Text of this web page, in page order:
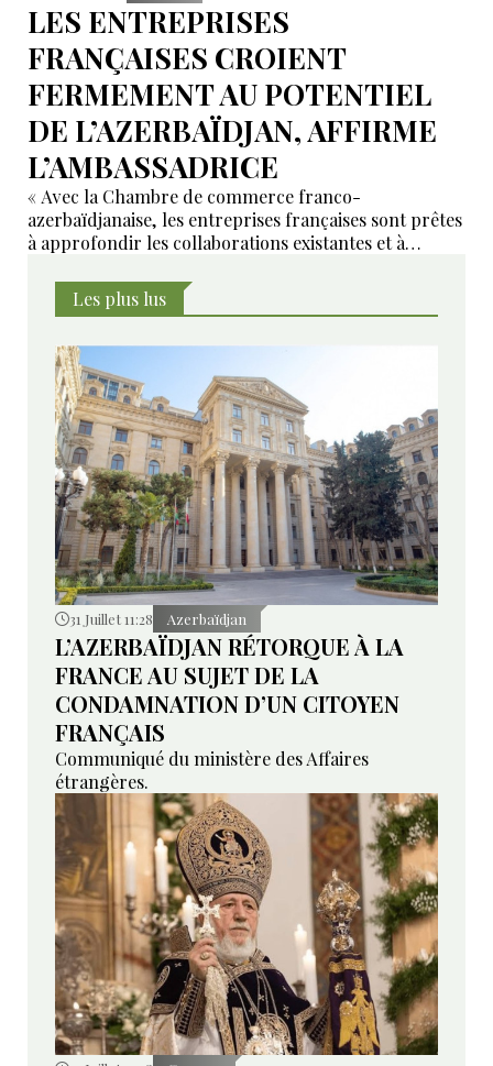
LES ENTREPRISES
FRANÇAISES CROIENT
FERMEMENT AU POTENTIEL
DE L’AZERBAÏDJAN, AFFIRME
L’AMBASSADRICE
« Avec la Chambre de commerce franco-
azerbaïdjanaise, les entreprises françaises sont prêtes
à approfondir les collaborations existantes et à
Les plus lus
31 Juillet 11:28 Azerbaïdjan
L’AZERBAÏDJAN RÉTORQUE À LA
FRANCE AU SUJET DE LA
CONDAMNATION D’UN CITOYEN
FRANÇAIS
Communiqué du ministère des Affaires
étrangères.